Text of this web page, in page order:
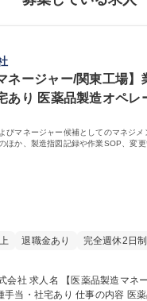
ネージャー/関東工場
あり 医薬品製造オペレ
びマネージャー候補としてのマネジメ
ほか、製造指図記録や作業SOP、変
退職金あり 完全週休2日制
ー/関東工場】業
の内容 医薬品製造業務全般およ